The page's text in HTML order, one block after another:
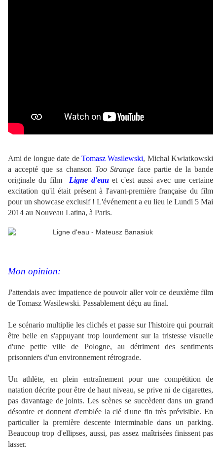
Ami de longue date de Tomasz Wasilewski, Michal Kwiatkowski
a accepté que sa chanson Too Strange face partie de la bande
originale du film
Ligne d'eauet c'est aussi avec une certaine
excitation qu'il était présent à l'avant-première française du film
pour un showcase exclusif ! L'événement a eu lieu le Lundi 5 Mai
2014 au Nouveau Latina, à Paris.
Mon opinion:
J'attendais avec impatience de pouvoir aller voir ce deuxième film
de Tomasz Wasilewski. Passablement déçu au final.
Le scénario multiplie les clichés et passe sur l'histoire qui pourrait
être belle en s'appuyant trop lourdement sur la tristesse visuelle
d'une petite ville de Pologne, au détriment des sentiments
prisonniers d'un environnement rétrograde.
Un athlète, en plein entraînement pour une compétition de
natation décrite pour être de haut niveau, se prive ni de cigarettes,
pas davantage de joints. Les scènes se succèdent dans un grand
désordre et donnent d'emblée la clé d'une fin très prévisible. En
particulier la première descente interminable dans un parking.
Beaucoup trop d'ellipses, aussi, pas assez maîtrisées finissent pas
lasser.